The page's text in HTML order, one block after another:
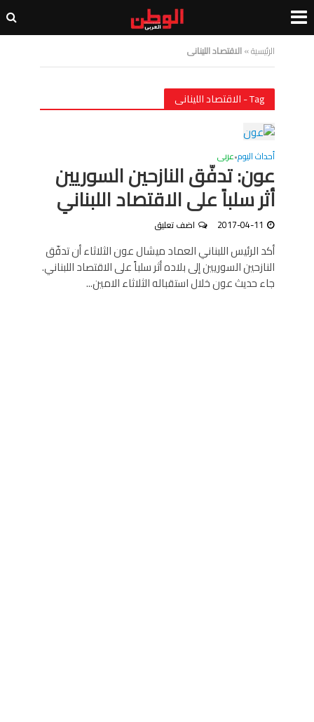
الرئيسية»الاقتصاد اللينانى
Tag - الاقتصاد اللينانى
أحداث اليوم•عربى
عون: تدفّق النازحين السوريين
أثر سلباً على الاقتصاد اللبناني
2017-04-11 اضف تعليق
أكد الرئيس اللبناني العماد ميشال عون الثلاثاء أن تدفّق
النازحين السوريين إلى بلاده أثر سلباً على الاقتصاد اللبناني.
جاء حديث عون خلال استقباله الثلاثاء الامين...